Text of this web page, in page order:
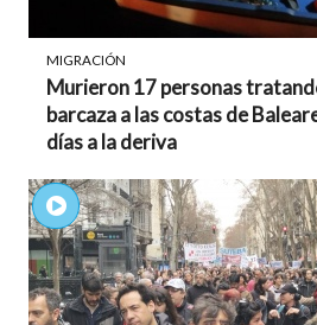
MIGRACIÓN
Murieron 17 personas
barcaza a las costas de
días a la deriva